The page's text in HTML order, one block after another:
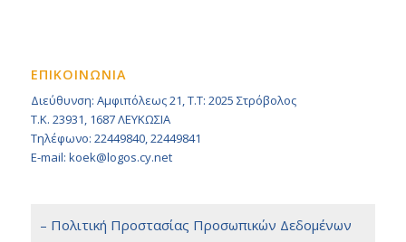
ΕΠΙΚΟΙΝΩΝΙΑ
Διεύθυνση: Αμφιπόλεως 21, Τ.Τ: 2025 Στρόβολος
Τ.Κ. 23931, 1687 ΛΕΥΚΩΣΙΑ
Τηλέφωνο: 22449840, 22449841
E-mail: koek@logos.cy.net
– Πολιτική Προστασίας Προσωπικών Δεδομένων